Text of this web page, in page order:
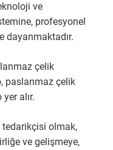
ve
profesyonel
dayanmaktadır.
çelik
paslanmaz çelik
alır.
tedarikçisi olmak,
ve gelişmeye,